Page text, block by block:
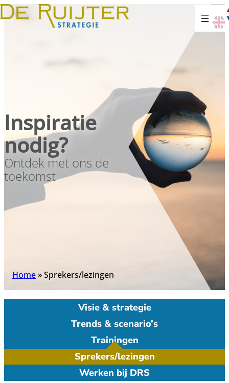
Inspiratie
nodig?
Ontdek met ons de
toekomst
Home»Sprekers/lezingen
Visie & strategie
Trends & scenario’s
Trainingen
Sprekers/lezingen
Werken bij DRS